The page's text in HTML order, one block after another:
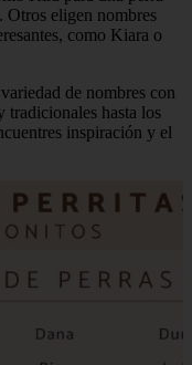
Otros eligen nombres
como Kiara o
de nombres con
tradicionales hasta los
inspiración y el